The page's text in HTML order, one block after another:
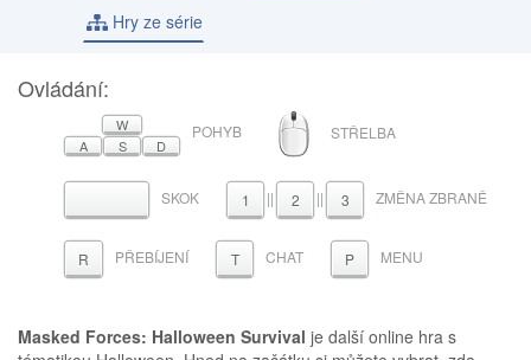
Hry ze série
Ovládání:
W
A
S D
POHYB MYŠ
STŘELBA
MEZERNÍKSKOK 1 || 2 || 3 ZMĚNA ZBRANĚ
R PŘEBÍJENÍ T CHAT P MENU
Masked Forces: Halloween Survival je další online hra s